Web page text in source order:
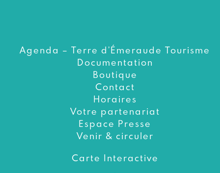
Agenda – Terre d’Émeraude Tourisme
Documentation
Boutique
Contact
Horaires
Votre partenariat
Espace Presse
Venir & circuler
Carte Interactive